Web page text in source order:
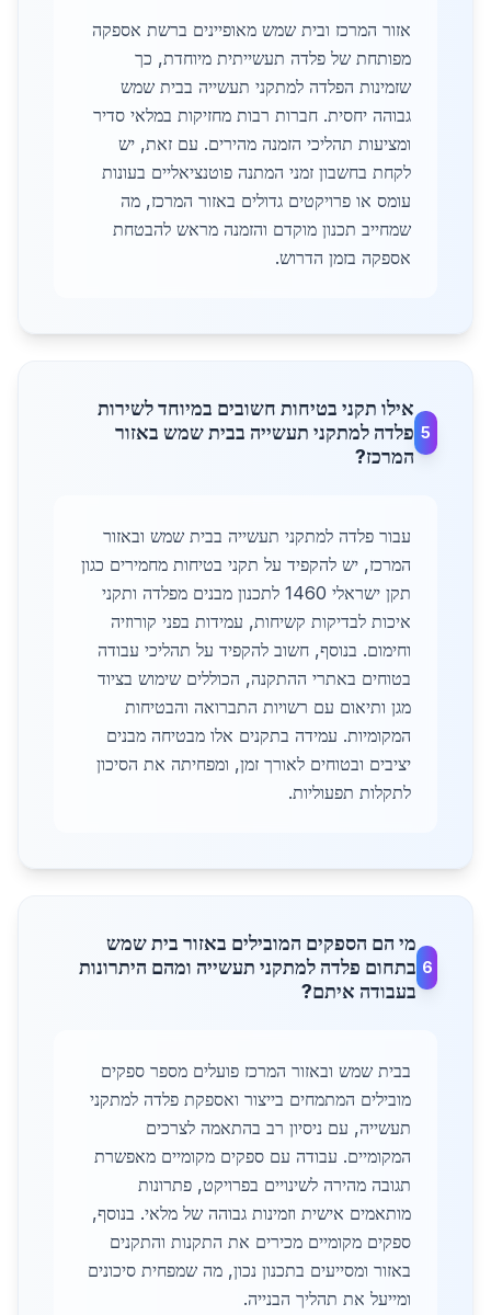
אזור המרכז ובית שמש מאופיינים ברשת אספקה
מפותחת של פלדה תעשייתית מיוחדת, כך
שזמינות הפלדה למתקני תעשייה בבית שמש
גבוהה יחסית. חברות רבות מחזיקות במלאי סדיר
ומציעות תהליכי הזמנה מהירים. עם זאת, יש
לקחת בחשבון זמני המתנה פוטנציאליים בעונות
עומס או פרויקטים גדולים באזור המרכז, מה
שמחייב תכנון מוקדם והזמנה מראש להבטחת
אספקה בזמן הדרוש.
5
אילו תקני בטיחות חשובים במיוחד לשירות
פלדה למתקני תעשייה בבית שמש באזור
המרכז?
עבור פלדה למתקני תעשייה בבית שמש ובאזור
המרכז, יש להקפיד על תקני בטיחות מחמירים כגון
תקן ישראלי 1460 לתכנון מבנים מפלדה ותקני
איכות לבדיקות קשיחות, עמידות בפני קורוזיה
וחימום. בנוסף, חשוב להקפיד על תהליכי עבודה
בטוחים באתרי ההתקנה, הכוללים שימוש בציוד
מגן ותיאום עם רשויות התברואה והבטיחות
המקומיות. עמידה בתקנים אלו מבטיחה מבנים
יציבים ובטוחים לאורך זמן, ומפחיתה את הסיכון
לתקלות תפעוליות.
6
מי הם הספקים המובילים באזור בית שמש
בתחום פלדה למתקני תעשייה ומהם היתרונות
בעבודה איתם?
בבית שמש ובאזור המרכז פועלים מספר ספקים
מובילים המתמחים בייצור ואספקת פלדה למתקני
תעשייה, עם ניסיון רב בהתאמה לצרכים
המקומיים. עבודה עם ספקים מקומיים מאפשרת
תגובה מהירה לשינויים בפרויקט, פתרונות
מותאמים אישית וזמינות גבוהה של מלאי. בנוסף,
ספקים מקומיים מכירים את התקנות והתקנים
באזור ומסייעים בתכנון נכון, מה שמפחית סיכונים
ומייעל את תהליך הבנייה.